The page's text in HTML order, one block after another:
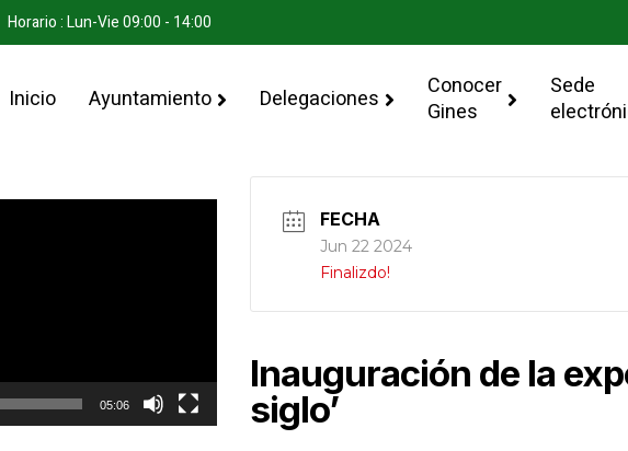
Horario : Lun-Vie 09:00 - 14:00
Inicio Ayuntamiento Delegaciones
Conocer
Gines
Sede
05:06
FECHA
Jun 22 2024
Finalizdo!
Inauguración de la
siglo’